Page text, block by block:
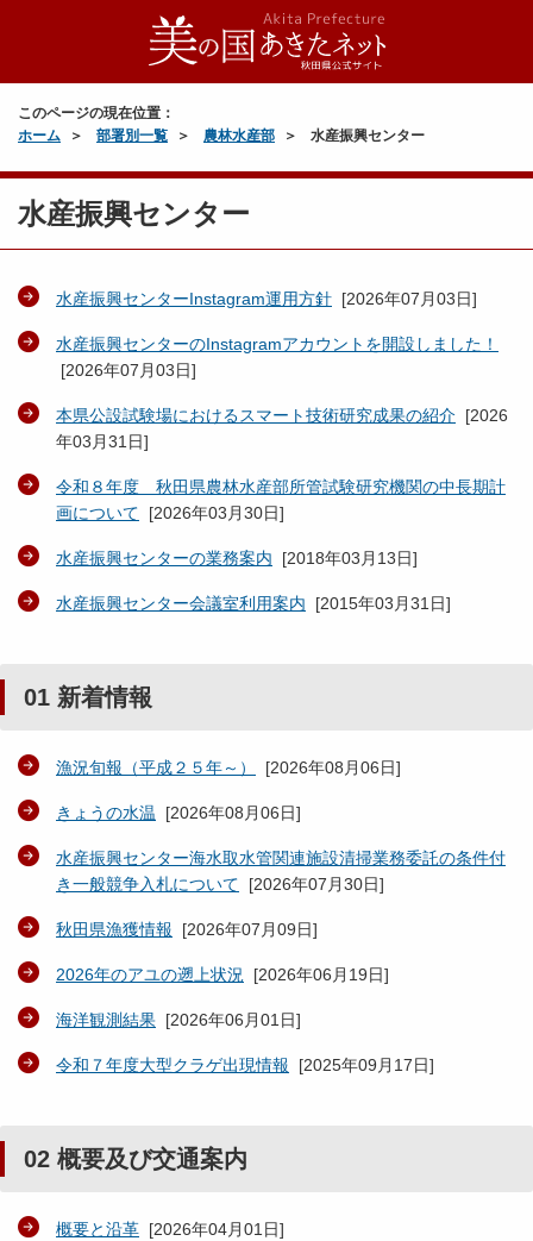
このページの現在位置：
ホーム
部署別一覧 農林水産部 水産振興センター
水産振興センター
水産振興センターInstagram運用方針 [2026年07月03日]
水産振興センターのInstagramアカウントを開設しました！
[2026年07月03日]
本県公設試験場におけるスマート技術研究成果の紹介 [2026
年03月31日]
令和８年度 秋田県農林水産部所管試験研究機関の中長期計
画について [2026年03月30日]
水産振興センターの業務案内 [2018年03月13日]
水産振興センター会議室利用案内 [2015年03月31日]
01 新着情報
漁況旬報（平成２５年～） [2026年08月06日]
きょうの水温 [2026年08月06日]
水産振興センター海水取水管関連施設清掃業務委託の条件付
き一般競争入札について [2026年07月30日]
秋田県漁獲情報 [2026年07月09日]
2026年のアユの遡上状況 [2026年06月19日]
海洋観測結果 [2026年06月01日]
令和７年度大型クラゲ出現情報 [2025年09月17日]
02 概要及び交通案内
概要と沿革 [2026年04月01日]